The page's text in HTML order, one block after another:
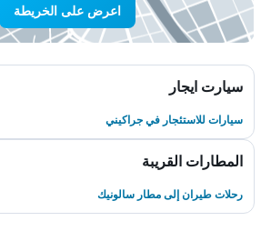
اعرض على الخريطة
سيارت ايجار
سيارات للاستئجار في جراكيني
المطارات القريبة
رحلات طيران إلى مطار سالونيك